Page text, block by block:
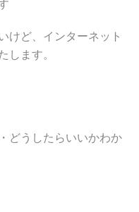
けど、インターネット
します。
どうしたらいいかわか